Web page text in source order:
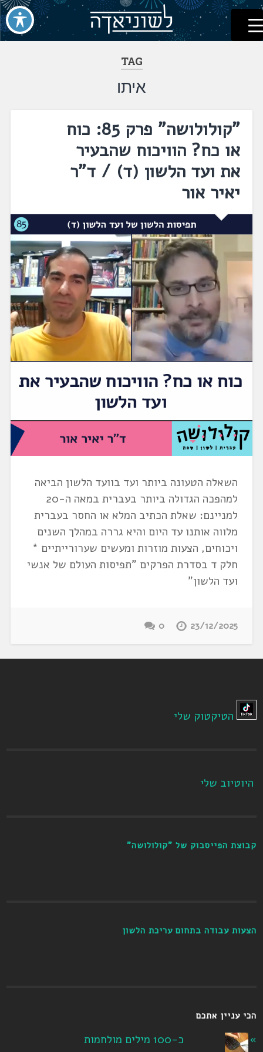
דלג
לתוכן
לשוניאדה
עברית. לשון. שפה
TAG
איתו
"קולולושה" פרק 85: כוח
או כח? הוויכוח שהבעיר
את ועד הלשון (ד) / ד"ר
יאיר אור
השאלה הטעונה ביותר ועד בוועד הלשון הביאה
למהפכה הגדולה ביותר בעברית במאה ה-20
למניינם: שאלת הכתיב המלא או החסר בעברית
מלווה אותנו עד היום והיא גררה במהלך השנים
ויכוחים, הצעות מוזרות ומעשים שערורייתיים *
חלק ד בסדרת הפרקים "תפיסות העולם של אנשי
ועד הלשון"
23/12/2025
0
הטיקטוק שלי
היוטיוב שלי
קבוצת הפייסבוק של "קולולושה"
הצעות עבודה בתחום עריכת הלשון
הכי עניין אתכם
כ-100 מילים מולחמות